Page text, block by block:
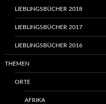
LIEBLINGSBÜCHER 2018
LIEBLINGSBÜCHER 2017
LIEBLINGSBÜCHER 2016
THEMEN
ORTE
AFRIKA